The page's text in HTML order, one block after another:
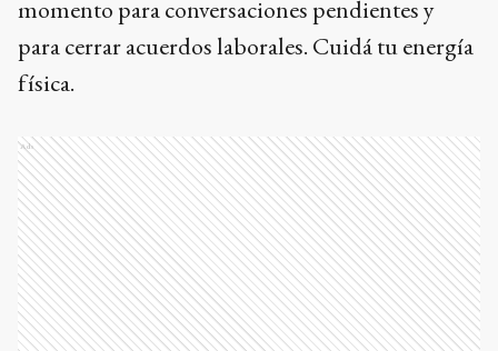
momento para conversaciones pendientes y
para cerrar acuerdos laborales. Cuidá tu energía
física.
Ads